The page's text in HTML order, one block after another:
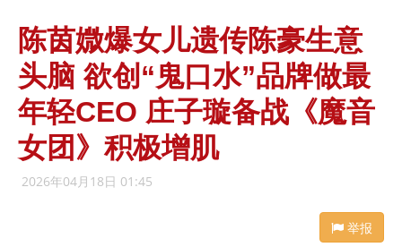
陈茵媺爆女儿遗传陈豪生意
头脑 欲创“鬼口水”品牌做最
年轻CEO 庄子璇备战《魔音
女团》积极增肌
2026年04月18日 01:45
举报